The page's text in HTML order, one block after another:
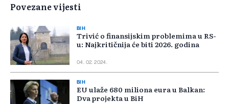
Povezane vijesti
BIH
Trivić o finansijskim problemima u RS-
u: Najkritičnija će biti 2026. godina
04. 02. 2024.
BIH
EU ulaže 680 miliona eura u Balkan:
Dva projekta u BiH